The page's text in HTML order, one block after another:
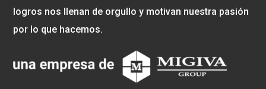
logros nos llenan de orgullo y motivan nuestra pasión
por lo que hacemos.